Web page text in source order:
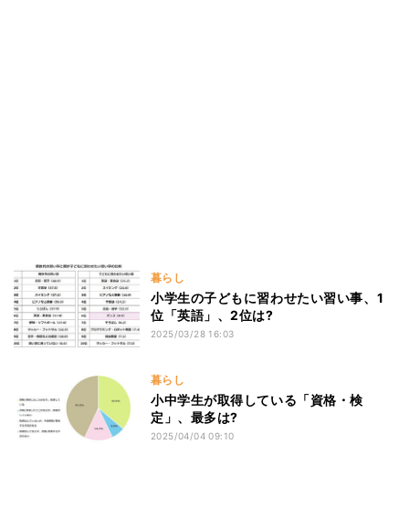
暮らし
小学生の子どもに習わせたい習い事、1
位「英語」、2位は?
2025/03/28 16:03
暮らし
小中学生が取得している「資格・検
定」、最多は?
2025/04/04 09:10